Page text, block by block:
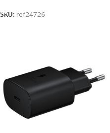
SKU: ref24726